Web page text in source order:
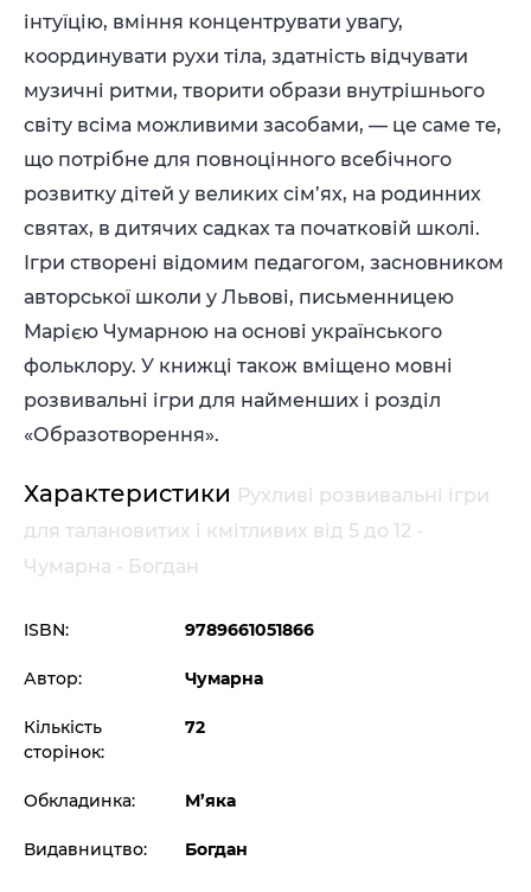
інтуїцію, вміння концентрувати увагу,
координувати рухи тіла, здатність відчувати
музичні ритми, творити образи внутрішнього
світу всіма можливими засобами, — це саме те,
що потрібне для повноцінного всебічного
розвитку дітей у великих сім’ях, на родинних
святах, в дитячих садках та початковій школі.
Ігри створені відомим педагогом, засновником
авторської школи у Львові, письменницею
Марією Чумарною на основі українського
фольклору. У книжці також вміщено мовні
розвивальні ігри для найменших і розділ
«Образотворення».
Характеристики Рухливі розвивальні ігри
для талановитих і кмітливих від 5 до 12 -
Чумарна - Богдан
ISBN: 9789661051866
Автор: Чумарна
Кількість
сторінок:
72
Обкладинка: М’яка
Видавництво: Богдан